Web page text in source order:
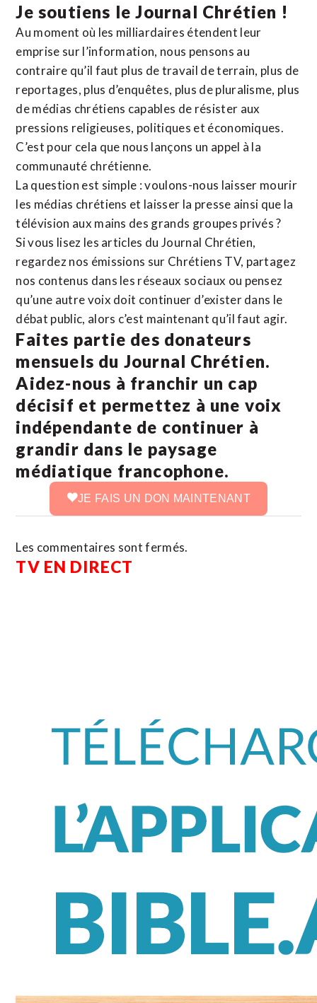
Je soutiens le Journal Chrétien !
Au moment où les milliardaires étendent leur
emprise sur l’information, nous pensons au
contraire qu’il faut plus de travail de terrain, plus de
reportages, plus d’enquêtes, plus de pluralisme, plus
de médias chrétiens capables de résister aux
pressions religieuses, politiques et économiques.
C’est pour cela que nous lançons un appel à la
communauté chrétienne.
La question est simple : voulons-nous laisser mourir
les médias chrétiens et laisser la presse ainsi que la
télévision aux mains des grands groupes privés ?
Si vous lisez les articles du Journal Chrétien,
regardez nos émissions sur Chrétiens TV, partagez
nos contenus dans les réseaux sociaux ou pensez
qu’une autre voix doit continuer d’exister dans le
débat public, alors c’est maintenant qu’il faut agir.
Faites partie des donateurs
mensuels du Journal Chrétien.
Aidez-nous à franchir un cap
décisif et permettez à une voix
indépendante de continuer à
grandir dans le paysage
médiatique francophone.
JE FAIS UN DON MAINTENANT
Les commentaires sont fermés.
TV EN DIRECT